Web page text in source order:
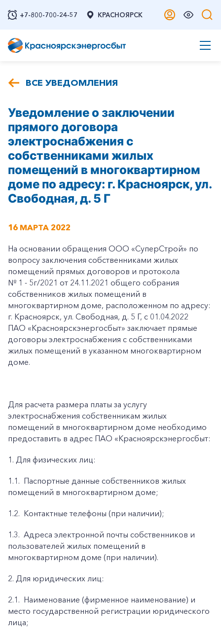
+7-800-700-24-57 КРАСНОЯРСК
ВСЕ УВЕДОМЛЕНИЯ
Уведомление о заключении
прямого договора
электроснабжения с
собственниками жилых
помещений в многоквартирном
доме по адресу: г. Красноярск, ул.
Свободная, д. 5 Г
16 МАРТА 2022
На основании обращения ООО «СуперСтрой» по
вопросу заключения собственниками жилых
помещений прямых договоров и протокола
№ 1 - 5г/2021 от 24.11.2021 общего собрания
собственников жилых помещений в
многоквартирном доме, расположенном по адресу:
г. Красноярск, ул. Свободная, д. 5 Г, с 01.04.2022
ПАО «Красноярскэнергосбыт» заключает прямые
договоры электроснабжения с собственниками
жилых помещений в указанном многоквартирном
доме.
Для расчета размера платы за услугу
электроснабжения собственникам жилых
помещений в многоквартирном доме необходимо
предоставить в адрес ПАО «Красноярскэнергосбыт:
1. Для физических лиц:
1.1. Паспортные данные собственников жилых
помещений в многоквартирном доме;
1.2. Контактные телефоны (при наличии);
1.3. Адреса электронной почты собственников и
пользователей жилых помещений в
многоквартирном доме (при наличии).
2. Для юридических лиц:
2.1. Наименование (фирменное наименование) и
место государственной регистрации юридического
лица;